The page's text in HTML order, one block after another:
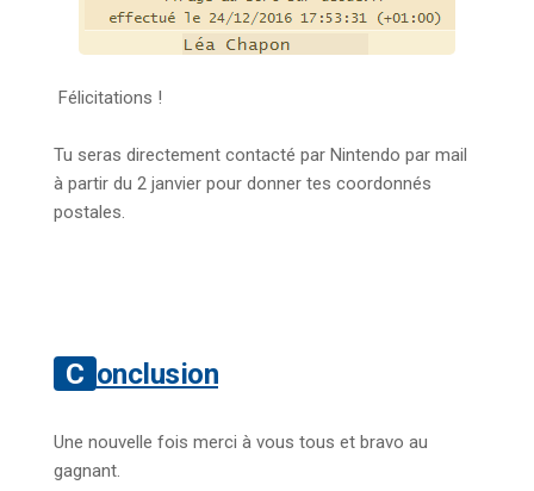
Félicitations !
Tu seras directement contacté par Nintendo par mail
à partir du 2 janvier pour donner tes coordonnés
postales.
Conclusion
Une nouvelle fois merci à vous tous et bravo au
gagnant.